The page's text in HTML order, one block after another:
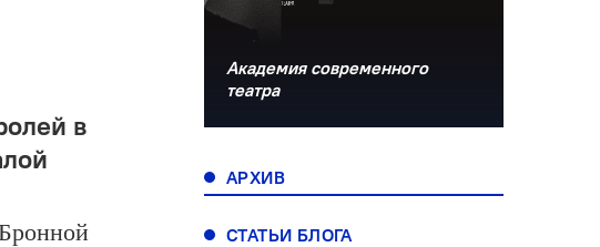
в
Академия современного
театра
АРХИВ
СТАТЬИ БЛОГА